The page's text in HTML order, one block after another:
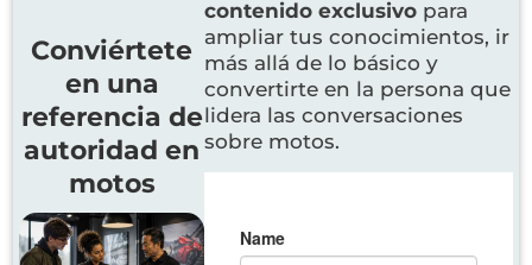
Conviértete
en una
referencia de
autoridad en
motos
contenido exclusivo para
ampliar tus conocimientos, ir
más allá de lo básico y
convertirte en la persona que
lidera las conversaciones
sobre motos.